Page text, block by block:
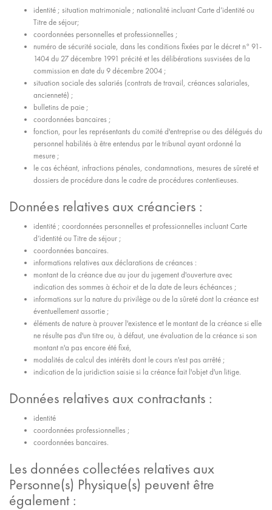
identité ; situation matrimoniale ; nationalité incluant Carte d’identité ou
Titre de séjour;
coordonnées personnelles et professionnelles ;
numéro de sécurité sociale, dans les conditions fixées par le décret n° 91-
1404 du 27 décembre 1991 précité et les délibérations susvisées de la
commission en date du 9 décembre 2004 ;
situation sociale des salariés (contrats de travail, créances salariales,
ancienneté) ;
bulletins de paie ;
coordonnées bancaires ;
fonction, pour les représentants du comité d'entreprise ou des délégués du
personnel habilités à être entendus par le tribunal ayant ordonné la
mesure ;
le cas échéant, infractions pénales, condamnations, mesures de sûreté et
dossiers de procédure dans le cadre de procédures contentieuses.
Données relatives aux créanciers :
identité ; coordonnées personnelles et professionnelles incluant Carte
d’identité ou Titre de séjour ;
coordonnées bancaires.
informations relatives aux déclarations de créances :
montant de la créance due au jour du jugement d'ouverture avec
indication des sommes à échoir et de la date de leurs échéances ;
informations sur la nature du privilège ou de la sûreté dont la créance est
éventuellement assortie ;
éléments de nature à prouver l'existence et le montant de la créance si elle
ne résulte pas d'un titre ou, à défaut, une évaluation de la créance si son
montant n'a pas encore été fixé,
modalités de calcul des intérêts dont le cours n'est pas arrêté ;
indication de la juridiction saisie si la créance fait l'objet d'un litige.
Données relatives aux contractants :
identité
coordonnées professionnelles ;
coordonnées bancaires.
Les données collectées relatives aux
Personne(s) Physique(s) peuvent être
également :